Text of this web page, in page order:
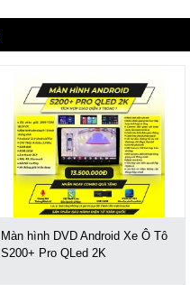
Màn hình DVD Android Xe Ô Tô
S200+ Pro QLed 2K